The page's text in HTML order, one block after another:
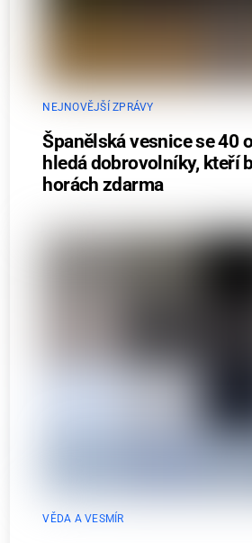
NEJNOVĚJŠÍ ZPRÁVY
Španělská vesnice se 40
hledá dobrovolníky, kteří
horách zdarma
VĚDA A VESMÍR